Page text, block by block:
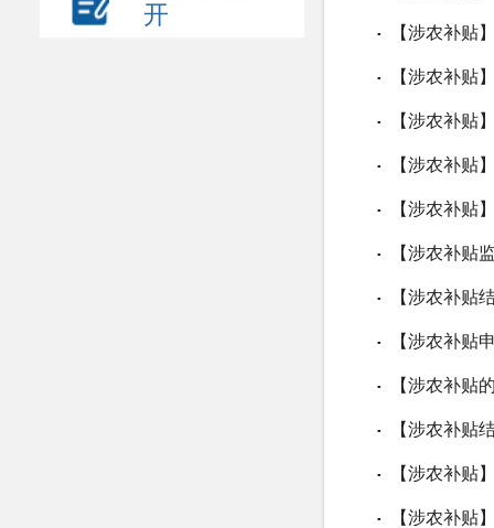
开
▪ 【涉农补贴
▪ 【涉农补贴
▪ 【涉农补贴
▪ 【涉农补贴
▪ 【涉农补贴
▪ 【涉农补贴
▪ 【涉农补贴
▪ 【涉农补贴
▪ 【涉农补贴
▪ 【涉农补贴
▪ 【涉农补贴
▪ 【涉农补贴